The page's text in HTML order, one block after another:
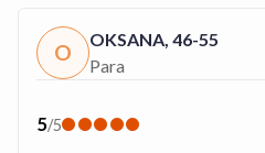
dotyczącą kart
miło powitać Państwa
szacunku, Zespół Recepcji
O
OKSANA, 46-55
Para
5/5